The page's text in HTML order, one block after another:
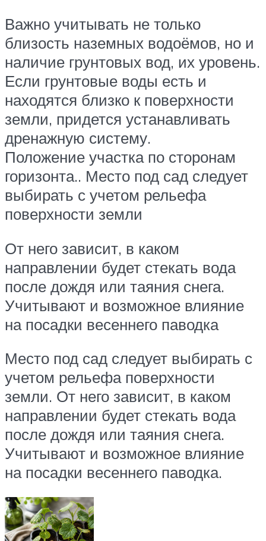
Важно учитывать не только
близость наземных водоёмов, но и
наличие грунтовых вод, их уровень.
Если грунтовые воды есть и
находятся близко к поверхности
земли, придется устанавливать
дренажную систему.
Положение участка по сторонам
горизонта.. Место под сад следует
выбирать с учетом рельефа
поверхности земли
От него зависит, в каком
направлении будет стекать вода
после дождя или таяния снега.
Учитывают и возможное влияние
на посадки весеннего паводка
Место под сад следует выбирать с
учетом рельефа поверхности
земли. От него зависит, в каком
направлении будет стекать вода
после дождя или таяния снега.
Учитывают и возможное влияние
на посадки весеннего паводка.